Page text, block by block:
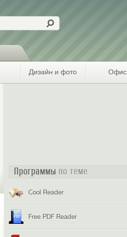
Дизайн и фото Офис
Программы по теме
Cool Reader
Free PDF Reader